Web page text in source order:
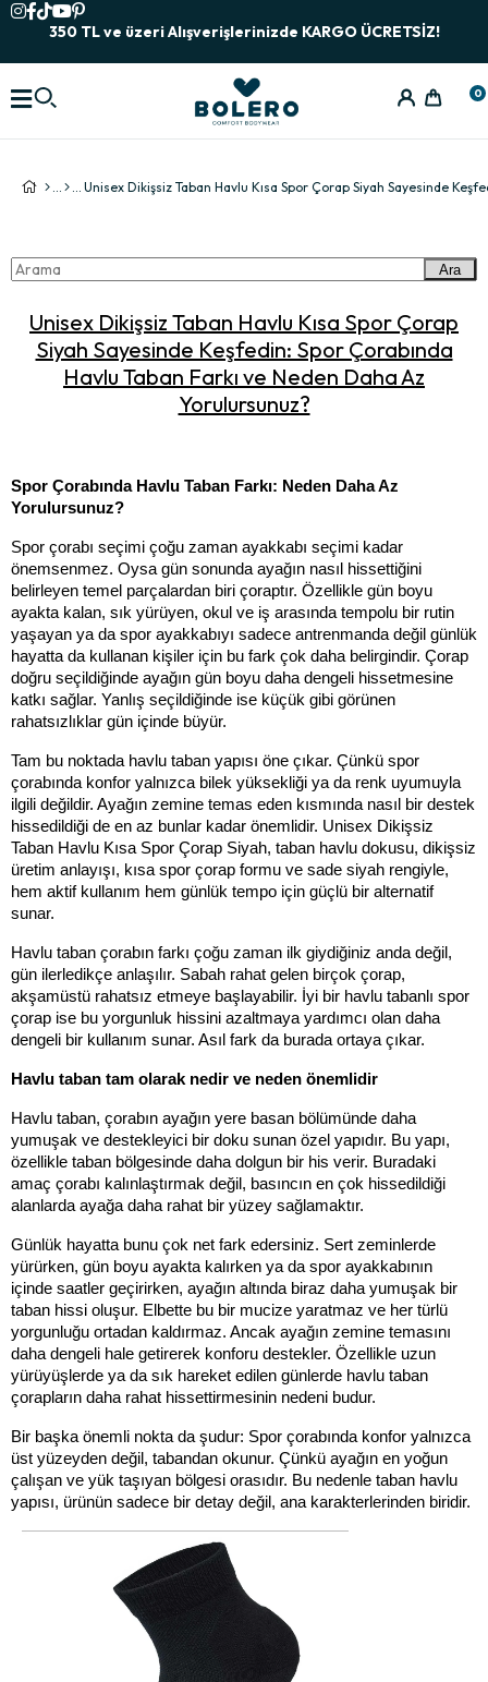
350 TL ve üzeri Alışverişlerinizde KARGO ÜCRETSİZ!
0
Ara
Unisex Dikişsiz Taban Havlu Kısa Spor Çorap
Siyah Sayesinde Keşfedin: Spor Çorabında
Havlu Taban Farkı ve Neden Daha Az
Yorulursunuz?
Spor Çorabında Havlu Taban Farkı: Neden Daha Az
Yorulursunuz?
Spor çorabı seçimi çoğu zaman ayakkabı seçimi kadar
önemsenmez. Oysa gün sonunda ayağın nasıl hissettiğini
belirleyen temel parçalardan biri çoraptır. Özellikle gün boyu
ayakta kalan, sık yürüyen, okul ve iş arasında tempolu bir rutin
yaşayan ya da spor ayakkabıyı sadece antrenmanda değil günlük
hayatta da kullanan kişiler için bu fark çok daha belirgindir. Çorap
doğru seçildiğinde ayağın gün boyu daha dengeli hissetmesine
katkı sağlar. Yanlış seçildiğinde ise küçük gibi görünen
rahatsızlıklar gün içinde büyür.
Tam bu noktada havlu taban yapısı öne çıkar. Çünkü spor
çorabında konfor yalnızca bilek yüksekliği ya da renk uyumuyla
ilgili değildir. Ayağın zemine temas eden kısmında nasıl bir destek
hissedildiği de en az bunlar kadar önemlidir. Unisex Dikişsiz
Taban Havlu Kısa Spor Çorap Siyah, taban havlu dokusu, dikişsiz
üretim anlayışı, kısa spor çorap formu ve sade siyah rengiyle,
hem aktif kullanım hem günlük tempo için güçlü bir alternatif
sunar.
Havlu taban çorabın farkı çoğu zaman ilk giydiğiniz anda değil,
gün ilerledikçe anlaşılır. Sabah rahat gelen birçok çorap,
akşamüstü rahatsız etmeye başlayabilir. İyi bir havlu tabanlı spor
çorap ise bu yorgunluk hissini azaltmaya yardımcı olan daha
dengeli bir kullanım sunar. Asıl fark da burada ortaya çıkar.
Havlu taban tam olarak nedir ve neden önemlidir
Havlu taban, çorabın ayağın yere basan bölümünde daha
yumuşak ve destekleyici bir doku sunan özel yapıdır. Bu yapı,
özellikle taban bölgesinde daha dolgun bir his verir. Buradaki
amaç çorabı kalınlaştırmak değil, basıncın en çok hissedildiği
alanlarda ayağa daha rahat bir yüzey sağlamaktır.
Günlük hayatta bunu çok net fark edersiniz. Sert zeminlerde
yürürken, gün boyu ayakta kalırken ya da spor ayakkabının
içinde saatler geçirirken, ayağın altında biraz daha yumuşak bir
taban hissi oluşur. Elbette bu bir mucize yaratmaz ve her türlü
yorgunluğu ortadan kaldırmaz. Ancak ayağın zemine temasını
daha dengeli hale getirerek konforu destekler. Özellikle uzun
yürüyüşlerde ya da sık hareket edilen günlerde havlu taban
çorapların daha rahat hissettirmesinin nedeni budur.
Bir başka önemli nokta da şudur: Spor çorabında konfor yalnızca
üst yüzeyden değil, tabandan okunur. Çünkü ayağın en yoğun
çalışan ve yük taşıyan bölgesi orasıdır. Bu nedenle taban havlu
yapısı, ürünün sadece bir detay değil, ana karakterlerinden biridir.